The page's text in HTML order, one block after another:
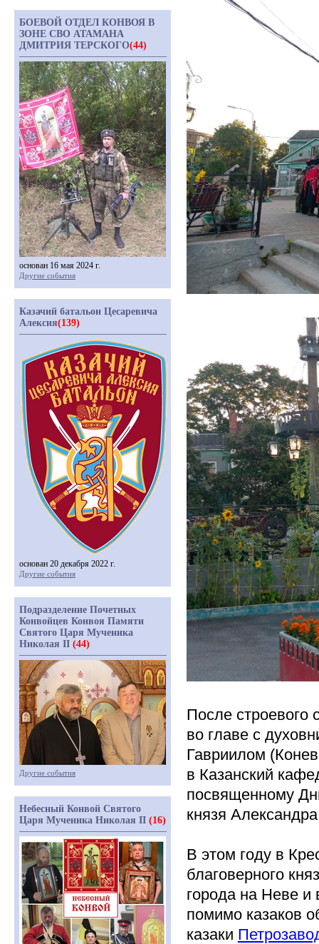
После строевого
во главе с
Гавриилом
в Казанский
посвященному
князя
В этом году в
благоверного
города на Неве и
помимо казаков
казаки
БОЕВОЙ ОТДЕЛ КОНВОЯ В
ЗОНЕ СВО АТАМАНА
ДМИТРИЯ ТЕРСКОГО(44)
основан 16 мая 2024 г.
Другие события
Казачий батальон Цесаревича
Алексия(139)
основан 20 декабря 2022 г.
Другие события
Подразделение Почетных
Конвойцев Конвоя Памяти
Святого Царя Мученика
Николая II (44)
Другие события
Небесный Конвой Святого
Царя Мученика Николая II (16)